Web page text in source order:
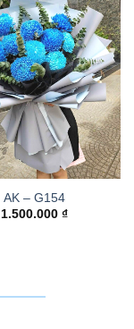
AK – G154
1.500.000 ₫